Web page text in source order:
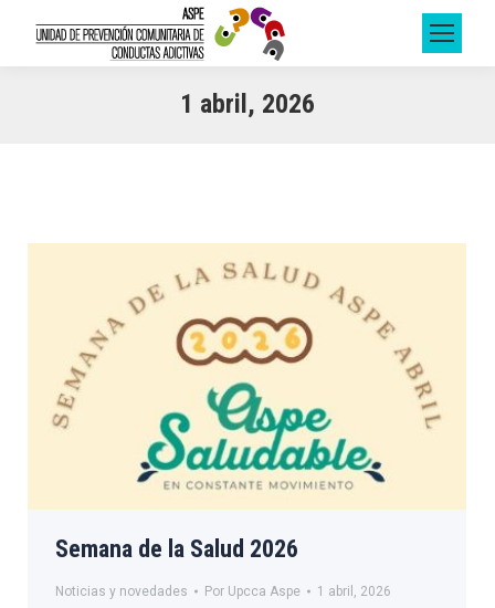
1 abril, 2026
Semana de la Salud 2026
Noticias y novedades Por Upcca Aspe 1 abril, 2026